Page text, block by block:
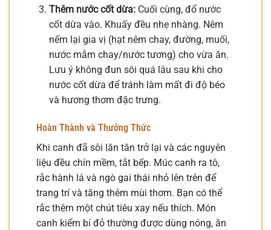
Thêm nước cốt dừa:Cuối cùng, đổ nước
cốt dừa vào. Khuấy đều nhẹ nhàng. Nêm
nếm lại gia vị (hạt nêm chay, đường, muối,
nước mắm chay/nước tương) cho vừa ăn.
Lưu ý không đun sôi quá lâu sau khi cho
nước cốt dừa để tránh làm mất đi độ béo
và hương thơm đặc trưng.
Hoàn Thành và Thưởng Thức
Khi canh đã sôi lăn tăn trở lại và các nguyên
liệu đều chín mềm, tắt bếp. Múc canh ra tô,
rắc hành lá và ngò gai thái nhỏ lên trên để
trang trí và tăng thêm mùi thơm. Bạn có thể
rắc thêm một chút tiêu xay nếu thích. Món
canh kiểm bí đỏ thường được dùng nóng, ăn